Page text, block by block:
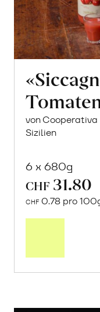
von
Sizilien
6 x 680g
CHF 31.80
CHF 0.78 pro